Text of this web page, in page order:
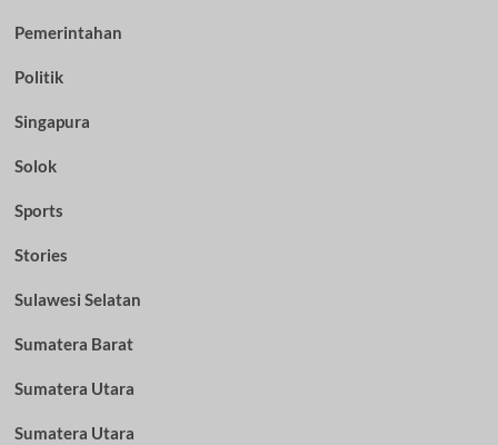
Pemerintahan
Politik
Singapura
Solok
Sports
Stories
Sulawesi Selatan
Sumatera Barat
Sumatera Utara
Sumatera Utara